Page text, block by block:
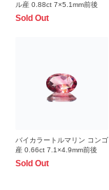
ル産 0.88ct 7×5.1mm前後
Sold Out
バイカラートルマリン コンゴ
産 0.66ct 7.1×4.9mm前後
Sold Out